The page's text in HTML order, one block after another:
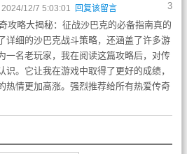
3
12/7 5:03:01 回复该留言
攻略大揭秘：征战沙巴克的必备指南真的
详细的沙巴克战斗策略，还涵盖了许多游
一名老玩家，我在阅读这篇攻略后，对传
识。它让我在游戏中取得了更好的成绩，
热情更加高涨。强烈推荐给所有热爱传奇